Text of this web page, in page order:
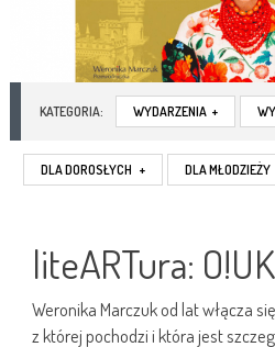
KATEGORIA: WYDARZENIA +
DLA DOROSŁYCH + DLA MŁODZIEŻY
liteARTura:
Weronika Marczuk od lat włącza
z której pochodzi i która jest